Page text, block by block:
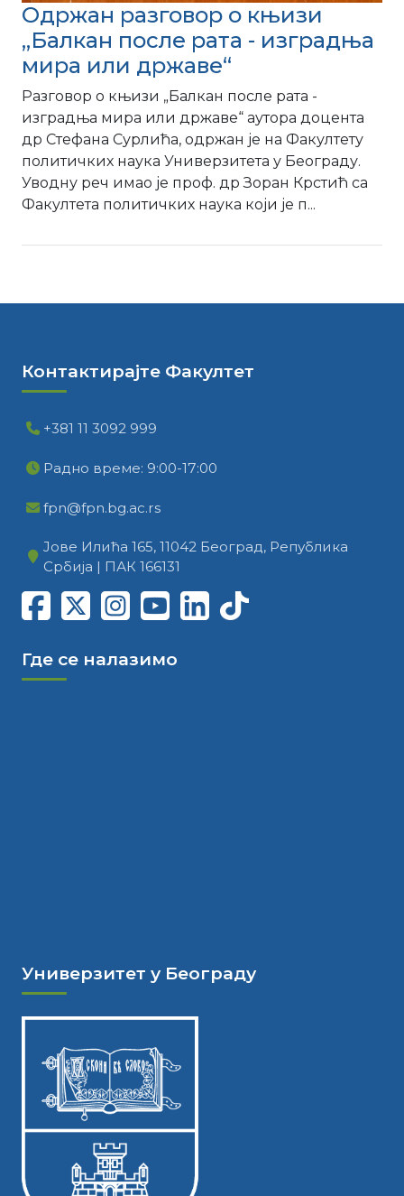
Одржан разговор о књизи
„Балкан после рата - изградња
мира или државе“
Разговор о књизи „Балкан после рата -
изградња мира или државе“ аутора доцента
др Стефана Сурлића, одржан је на Факултету
политичких наука Универзитета у Београду.
Уводну реч имао је проф. др Зоран Крстић са
Факултета политичких наука који је п...
Контактирајте Факултет
+381 11 3092 999
Радно време: 9:00-17:00
fpn@fpn.bg.ac.rs
Јове Илића 165, 11042 Београд, Република
Србија | ПАК 166131
Где се налазимо
Универзитет у Београду